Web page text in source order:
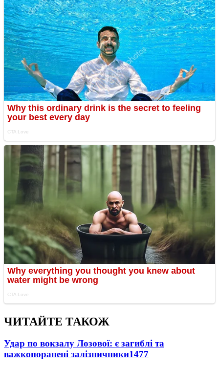
ЧИТАЙТЕ ТАКОЖ
Удар по вокзалу Лозової: є загиблі та
важкопоранені залізничники1477